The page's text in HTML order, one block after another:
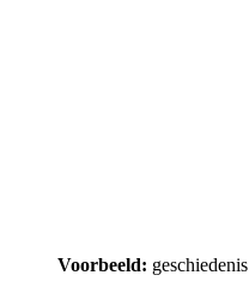
Voorbeeld: geschiedenis